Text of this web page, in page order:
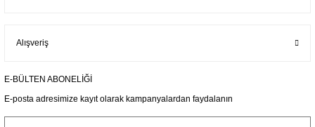
Alışveriş
E-BÜLTEN ABONELİĞİ
E-posta adresimize kayıt olarak kampanyalardan faydalanın